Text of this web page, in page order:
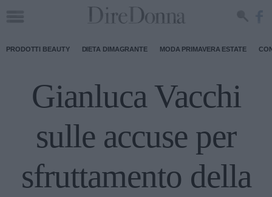
PRODOTTI BEAUTY DIETA DIMAGRANTE MODA PRIMAVERA ESTATE
Gianluca Vacchi
sulle accuse per
sfruttamento della